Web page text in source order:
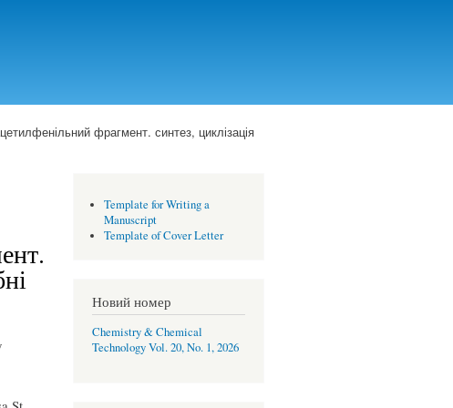
фрагмент. синтез, циклізація
Template for Writing a
Manuscript
Template of Cover Letter
Новий номер
Chemistry & Chemical
Technology Vol. 20, No. 1, 2026